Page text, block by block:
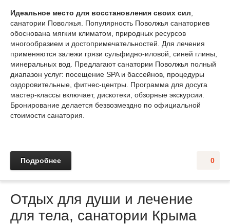
Идеальное место для восстановления своих сил
санатории Поволжья. Популярность Поволжья санаториев
обоснована мягким климатом, природных ресурсов
многообразием и достопримечательностей. Для лечения
применяются залежи грязи сульфидно-иловой, синей глины,
минеральных вод. Предлагают санатории Поволжья полный
диапазон услуг: посещение SPA и бассейнов, процедуры
оздоровительные, фитнес-центры. Программа для досуга
мастер-классы включает, дискотеки, обзорные экскурсии.
Бронирование делается безвозмездно по официальной
стоимости санатория.
0
Подробнее
Отдых для души и лечение
для тела, санатории Крыма